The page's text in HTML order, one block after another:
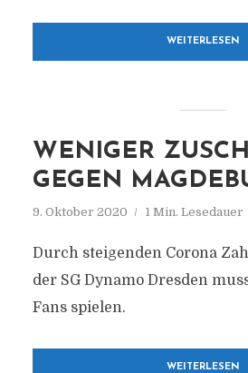
WEITERLESEN
WENIGER
GEGEN
9. Oktober 2020 1 Min. Lesedauer
Durch steigenden Corona
der SG Dynamo Dresden
Fans spielen.
WEITERLESEN